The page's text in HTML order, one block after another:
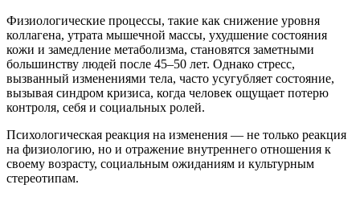
Физиологические процессы, такие как снижение уровня
коллагена, утрата мышечной массы, ухудшение состояния
кожи и замедление метаболизма, становятся заметными
большинству людей после 45–50 лет. Однако стресс,
вызванный изменениями тела, часто усугубляет состояние,
вызывая синдром кризиса, когда человек ощущает потерю
контроля, себя и социальных ролей.
Психологическая реакция на изменения — не только реакция
на физиологию, но и отражение внутреннего отношения к
своему возрасту, социальным ожиданиям и культурным
стереотипам.